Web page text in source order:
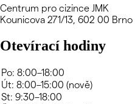
Centrum pro cizince JMK
Kounicova 271/13, 602 00 Brno
Otevírací hodiny